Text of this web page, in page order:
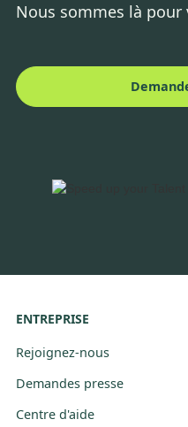
Nous sommes là pour
ENTREPRISE
Rejoignez-nous
Demandes presse
Centre d'aide